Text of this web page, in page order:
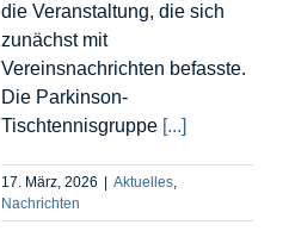
die Veranstaltung, die sich
zunächst mit
Vereinsnachrichten befasste.
Die Parkinson-
Tischtennisgruppe [...]
17. März, 2026 Aktuelles,
Nachrichten